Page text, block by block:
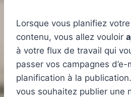
Lorsque vous planifiez
contenu, vous allez vouloir
à votre flux de travail qui
passer vos campagnes
planification à la
vous souhaitez publier une